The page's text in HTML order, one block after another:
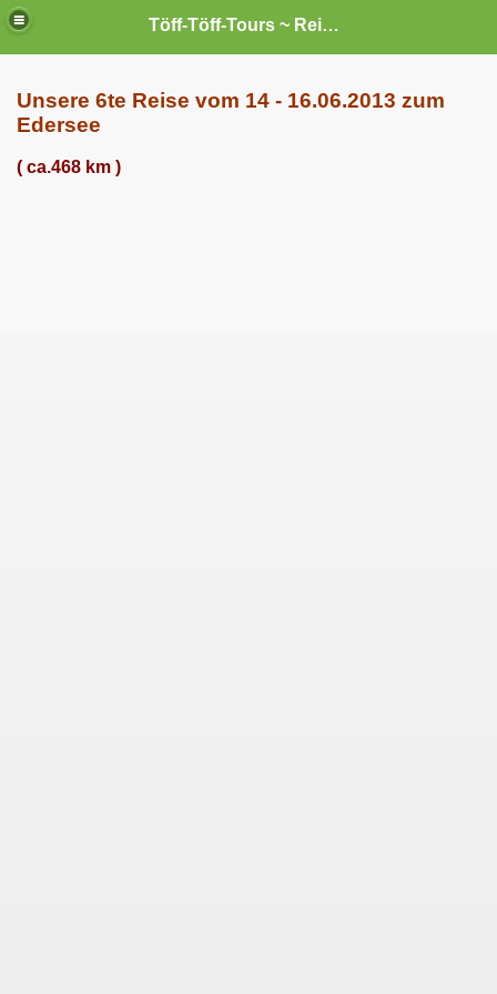
Töff-Töff-Tours ~ Reisen mit `nem Liner --- und sei`s auch nur ein "Kleiner".
Unsere 6te Reise vom 14 - 16.06.2013 zum
Edersee
( ca.468 km )